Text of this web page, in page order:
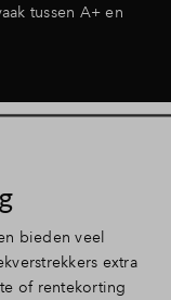
tussen A+ en